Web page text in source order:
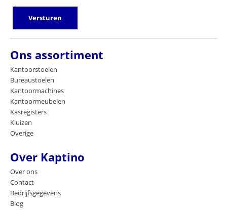
Versturen
Ons assortiment
Kantoorstoelen
Bureaustoelen
Kantoormachines
Kantoormeubelen
Kasregisters
Kluizen
Overige
Over Kaptino
Over ons
Contact
Bedrijfsgegevens
Blog